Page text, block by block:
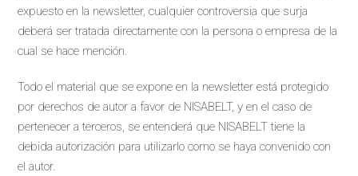
expuesto en la newsletter, cualquier controversia que surja
deberá ser tratada directamente con la persona o empresa de la
cual se hace mención.
Todo el material que se expone en la newsletter está protegido
por derechos de autor a favor de NISABELT, y en el caso de
pertenecer a terceros, se entenderá que NISABELT tiene la
debida autorización para utilizarlo como se haya convenido con
el autor.